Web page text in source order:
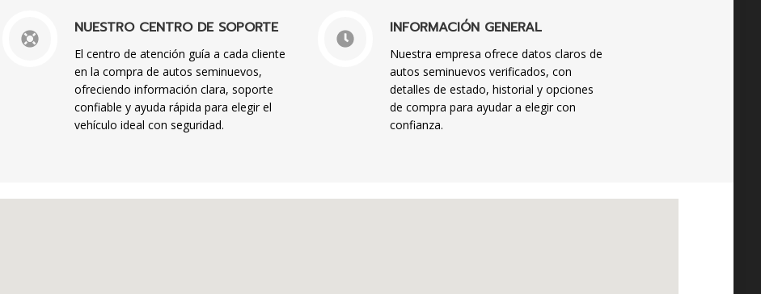
NUESTRO CENTRO DE SOPORTE
El centro de atención guía a cada cliente
en la compra de autos seminuevos,
ofreciendo información clara, soporte
confiable y ayuda rápida para elegir el
vehículo ideal con seguridad.
INFORMACIÓN GENERAL
Nuestra empresa ofrece datos claros de
autos seminuevos verificados, con
detalles de estado, historial y opciones
de compra para ayudar a elegir con
confianza.